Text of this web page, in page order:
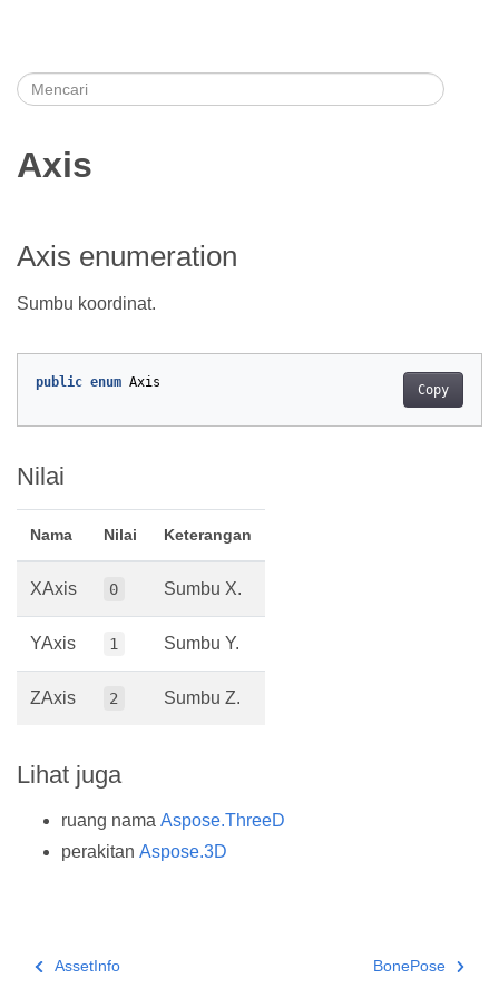
Axis
Axis enumeration
Sumbu koordinat.
Copy
public enum Axis
Nilai
Nama Nilai Keterangan
XAxis 0 Sumbu X.
YAxis 1 Sumbu Y.
ZAxis 2 Sumbu Z.
Lihat juga
ruang nama Aspose.ThreeD
perakitan Aspose.3D
AssetInfo BonePose